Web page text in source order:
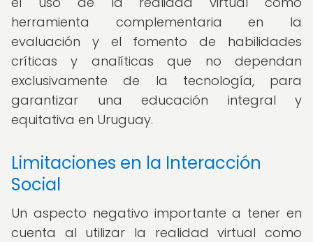
herramienta complementaria en la
evaluación y el fomento de habilidades
críticas y analíticas que no dependan
exclusivamente de la tecnología, para
garantizar una educación integral y
equitativa en Uruguay.
Limitaciones en la Interacción
Social
Un aspecto negativo importante a tener en
cuenta al utilizar la realidad virtual como